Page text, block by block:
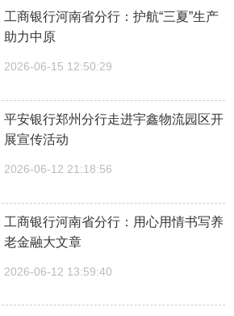
工商银行河南省分行：护航“三夏”生产
助力中原
2026-06-15 12:50:29
平安银行郑州分行走进宇鑫物流园区开
展宣传活动
2026-06-12 21:18:56
工商银行河南省分行：用心用情书写养
老金融大文章
2026-06-12 13:59:40